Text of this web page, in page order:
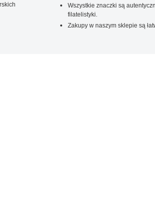
Wszystkie znaczki są
filatelistyki.
Zakupy w naszym sklepie są